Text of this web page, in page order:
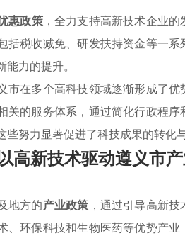
惠政策，全力支持高新技术企业
括税收减免、研发扶持资金等一系
力的提升。
市在多个高科技领域逐渐形成了
关的服务体系，通过简化行政程
些努力显著促进了科技成果的转
高新技术驱动遵义市
地方的产业政策 ，通过引导高新
、环保科技和生物医药等优势产